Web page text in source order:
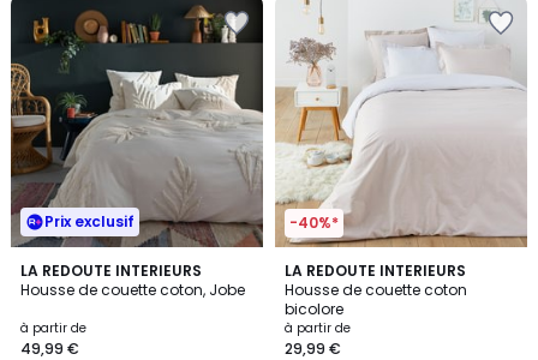
Prix exclusif
LA REDOUTE INTERIEURS
Housse de couette coton, Jobe
à partir de
49,99 €
4,5
/ 5
-40%*
LA REDOUTE INTERIEURS
Housse de couette coton
bicolore
à partir de
29,99 €
4,1
/ 5
5
Couleurs